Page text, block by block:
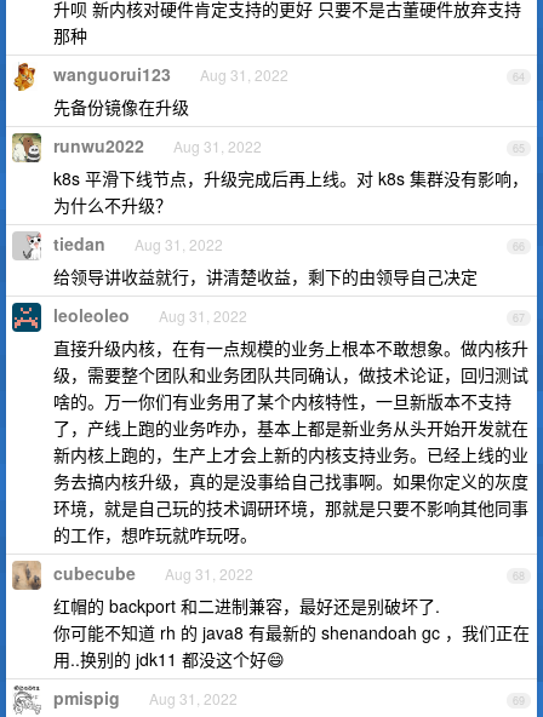
升呗 新内核对硬件肯定支持的更好 只要不是古董硬件放弃支持
那种
64
wanguorui123 Aug 31, 2022
先备份镜像在升级
65
runwu2022 Aug 31, 2022
k8s 平滑下线节点，升级完成后再上线。对 k8s 集群没有影响，
为什么不升级？
66
tiedan Aug 31, 2022
给领导讲收益就行，讲清楚收益，剩下的由领导自己决定
67
leoleoleo Aug 31, 2022
直接升级内核，在有一点规模的业务上根本不敢想象。做内核升
级，需要整个团队和业务团队共同确认，做技术论证，回归测试
啥的。万一你们有业务用了某个内核特性，一旦新版本不支持
了，产线上跑的业务咋办，基本上都是新业务从头开始开发就在
新内核上跑的，生产上才会上新的内核支持业务。已经上线的业
务去搞内核升级，真的是没事给自己找事啊。如果你定义的灰度
环境，就是自己玩的技术调研环境，那就是只要不影响其他同事
的工作，想咋玩就咋玩呀。
68
cubecube Aug 31, 2022
红帽的 backport 和二进制兼容，最好还是别破坏了.
你可能不知道 rh 的 java8 有最新的 shenandoah gc ，我们正在
用..换别的 jdk11 都没这个好😄
69
pmispig Aug 31, 2022